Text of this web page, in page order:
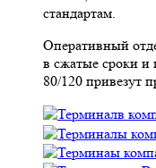
стандартам.
Оперативный
в сжатые сроки
80/120 привезут